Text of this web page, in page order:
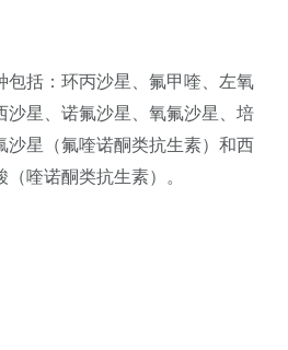
括：环丙沙星、氟甲喹、左氧
沙星、诺氟沙星、氧氟沙星、培
沙星（氟喹诺酮类抗生素）和西
喹诺酮类抗生素）。